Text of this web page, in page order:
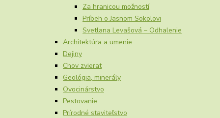
Za hranicou možností
Príbeh o Jasnom Sokolovi
Svetlana Levašová – Odhalenie
Architektúra a umenie
Dejiny
Chov zvierat
Geológia, minerály
Ovocinárstvo
Pestovanie
Prírodné staviteľstvo